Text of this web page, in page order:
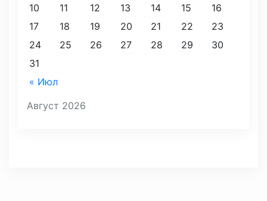
Август 2026
« Июл
10
11 12 13 14 15
16
17
18 19 20 21 22
23
24
25 26 27 28 29
30
31